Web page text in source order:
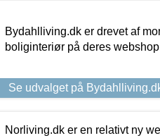
Bydahlliving.dk er drevet af
boliginteriør på deres
Se udvalget på
Norliving.dk er en relativt ny